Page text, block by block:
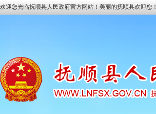
欢迎您光临抚顺县人民政府官方网站！美丽的抚顺县欢迎您！